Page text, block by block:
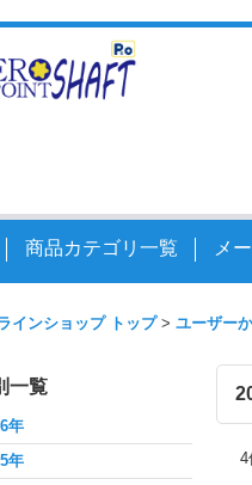
商品カテゴリ一覧 メ
インショップ トップ > ユーザー
一覧
年
年
4